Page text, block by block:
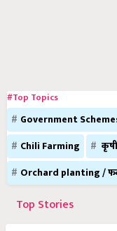
#Top Topics
Government
Chili Farming
कृषी
Orchard planting /
Top Stories